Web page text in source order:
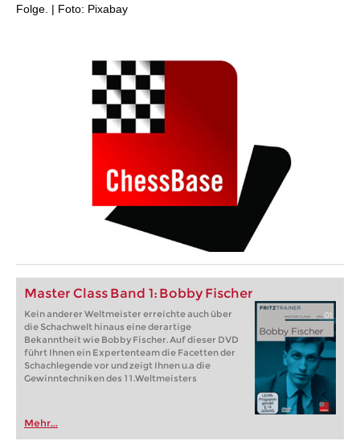
Folge. | Foto: Pixabay
Master Class Band 1: Bobby Fischer
Kein anderer Weltmeister erreichte auch über
die Schachwelt hinaus eine derartige
Bekanntheit wie Bobby Fischer. Auf dieser DVD
führt Ihnen ein Expertenteam die Facetten der
Schachlegende vor und zeigt Ihnen u.a die
Gewinntechniken des 11.Weltmeisters
Mehr...